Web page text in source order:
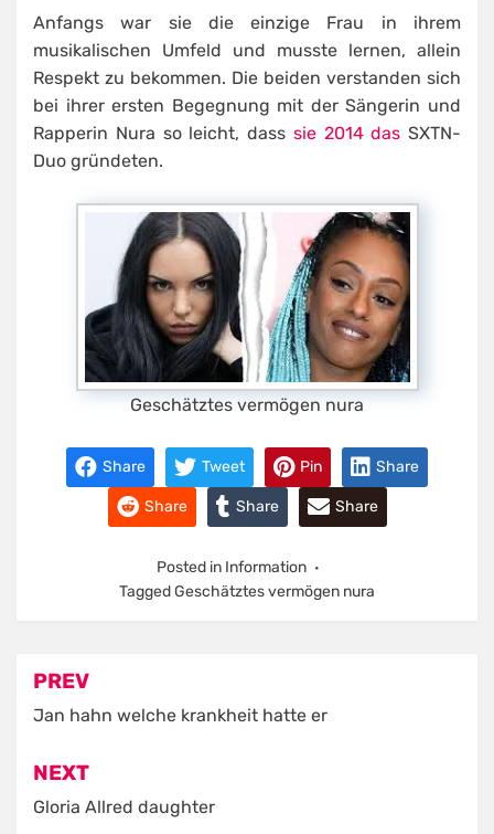
Anfangs war sie die einzige Frau in ihrem
musikalischen Umfeld und musste lernen, allein
Respekt zu bekommen. Die beiden verstanden sich
bei ihrer ersten Begegnung mit der Sängerin und
Rapperin Nura so leicht, dass sie 2014 das SXTN-
Duo gründeten.
Geschätztes vermögen nura
Share Tweet Pin Share
Share Share Share
Posted in Information
TaggedGeschätztes vermögen nura
Post
navigation
PREV
Jan hahn welche krankheit hatte er
NEXT
Gloria Allred daughter